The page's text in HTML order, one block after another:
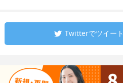
Twitterでツイート